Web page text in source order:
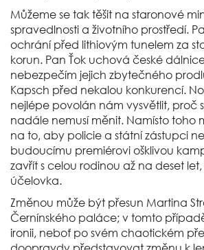
Můžeme se tak těšit na staronové
spravedlnosti a životního prostředí.
ochrání před lithiovým tunelem za
korun. Pan Ťok uchová české
nebezpečím jejich zbytečného
Kapsch před nekalou konkurencí.
nejlépe povolán nám vysvětlit, proč
nadále nemusí měnit. Namísto toho
na to, aby policie a státní zástupci
budoucímu premiérovi ošklivou
zavřít s celou rodinou až na deset
účelovka.
Změnou může být přesun Martina
Černínského paláce; v tomto
ironii, neboť po svém chaotickém